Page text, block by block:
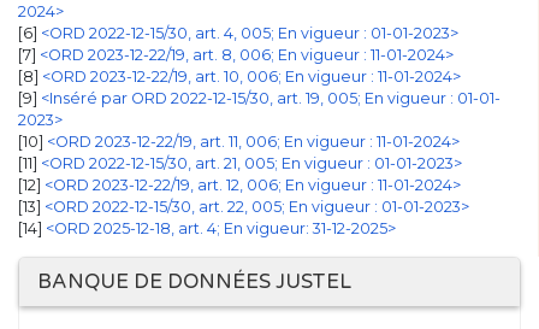
2024>
6 <ORD 2022-12-15/30, art. 4, 005; En vigueur : 01-01-2023>
7 <ORD 2023-12-22/19, art. 8, 006; En vigueur : 11-01-2024>
8 <ORD 2023-12-22/19, art. 10, 006; En vigueur : 11-01-2024>
9 <Inséré par ORD 2022-12-15/30, art. 19, 005; En vigueur : 01-01-
2023>
10 <ORD 2023-12-22/19, art. 11, 006; En vigueur : 11-01-2024>
11 <ORD 2022-12-15/30, art. 21, 005; En vigueur : 01-01-2023>
12 <ORD 2023-12-22/19, art. 12, 006; En vigueur : 11-01-2024>
13 <ORD 2022-12-15/30, art. 22, 005; En vigueur : 01-01-2023>
[14] <ORD 2025-12-18, art. 4; En vigueur: 31-12-2025>
BANQUE DE DONNÉES JUSTEL